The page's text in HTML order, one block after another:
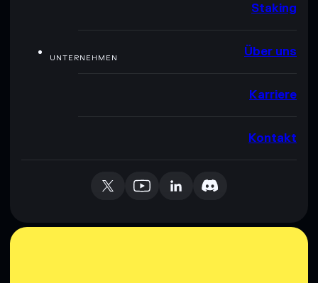
Staking
UNTERNEHMEN Über uns
Karriere
Kontakt